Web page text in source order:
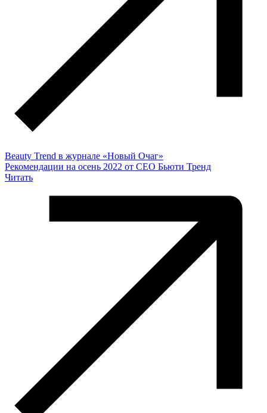
Beauty Trend в журнале «Новый Очаг»
Рекомендации на осень 2022 от СЕО Бьюти Тренд
Читать